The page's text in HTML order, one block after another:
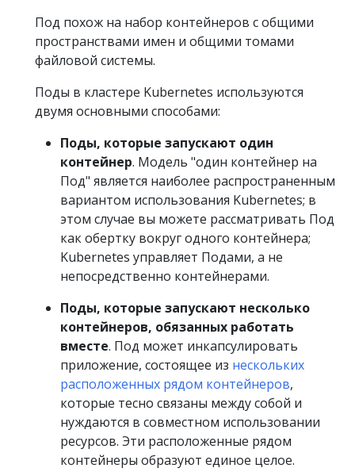
Под похож на набор контейнеров с общими
пространствами имен и общими томами
файловой системы.
Поды в кластере Kubernetes используются
двумя основными способами:
Поды, которые запускают один
контейнер. Модель "один контейнер на
Под" является наиболее распространенным
вариантом использования Kubernetes; в
этом случае вы можете рассматривать Под
как обертку вокруг одного контейнера;
Kubernetes управляет Подами, а не
непосредственно контейнерами.
Поды, которые запускают несколько
контейнеров, обязанных работать
вместе. Под может инкапсулировать
приложение, состоящее из нескольких
расположенных рядом контейнеров,
которые тесно связаны между собой и
нуждаются в совместном использовании
ресурсов. Эти расположенные рядом
контейнеры образуют единое целое.